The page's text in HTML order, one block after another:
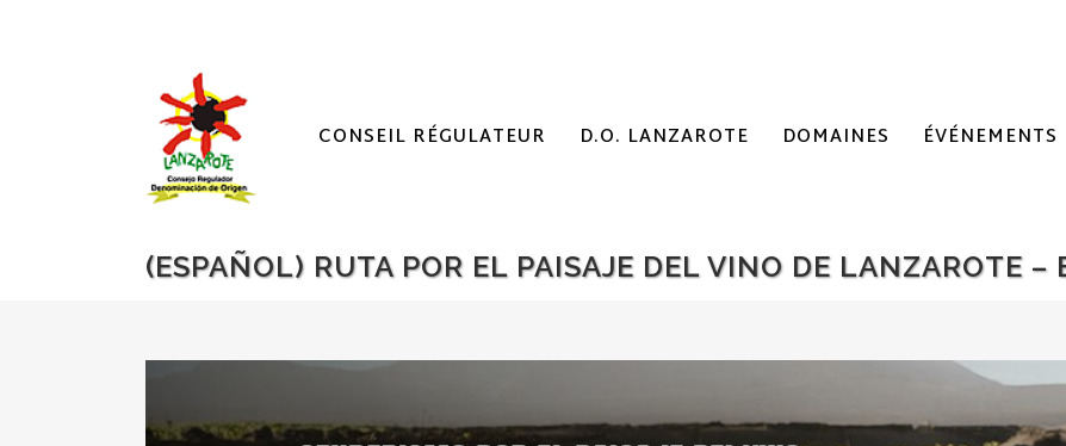
CONSEIL RÉGULATEUR D.O. LANZAROTE DOMAINES ÉVÉNEMENTS
(ESPAÑOL) RUTA POR EL PAISAJE DEL VINO DE LANZAROTE –